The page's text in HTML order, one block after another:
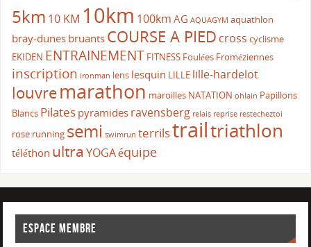
5km 10 KM 10km 100km AG AQUAGYM aquathlon
bray-dunes bruants COURSE A PIED cross cyclisme
EKIDEN ENTRAINEMENT FITNESS Foulées Froméziennes
inscription ironman lens lesquin LILLE lille-hardelot
louvremarathon maroilles NATATION ohlain Papillons
Blancs Pilates pyramides ravensberg relais reprise restecheztoi
rose running semi swimrun terrilstrailtriathlon
téléthon ultra YOGAéquipe
ESPACE MEMBRE